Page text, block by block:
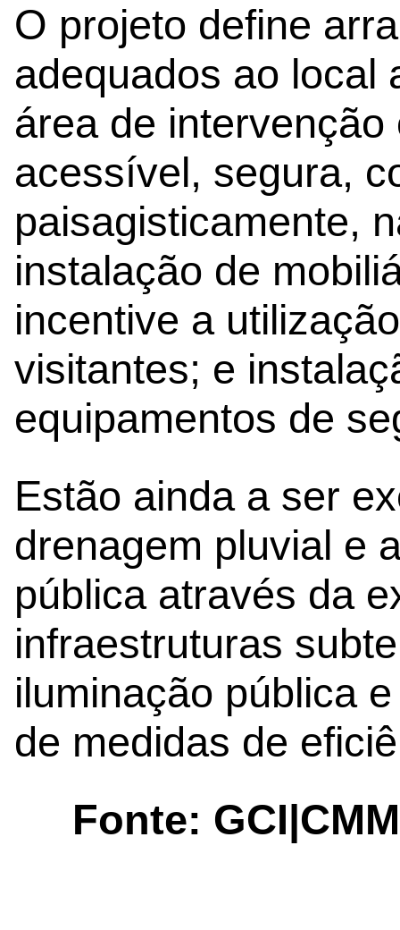
O projeto define
adequados ao local
área de
acessível, segura,
paisagisticamente,
instalação de
incentive a
visitantes; e
equipamentos de
Estão ainda a ser
drenagem pluvial e
pública através da
infraestruturas
iluminação pública
de medidas de
Fonte: